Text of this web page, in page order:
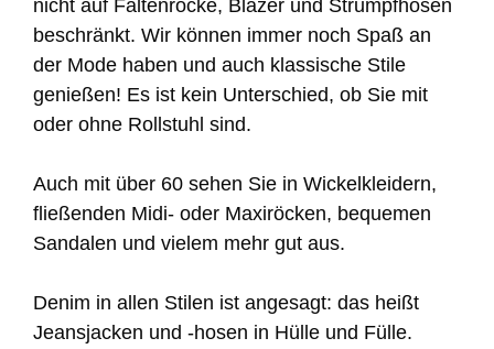
nicht auf Faltenröcke, Blazer und Strumpfhosen
beschränkt. Wir können immer noch Spaß an
der Mode haben und auch klassische Stile
genießen! Es ist kein Unterschied, ob Sie mit
oder ohne Rollstuhl sind.
Auch mit über 60 sehen Sie in Wickelkleidern,
fließenden Midi- oder Maxiröcken, bequemen
Sandalen und vielem mehr gut aus.
Denim in allen Stilen ist angesagt: das heißt
Jeansjacken und -hosen in Hülle und Fülle.